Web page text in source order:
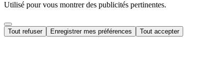
Utilisé pour vous montrer des publicités pertinentes.
Tout refuser Enregistrer mes préférences Tout accepter